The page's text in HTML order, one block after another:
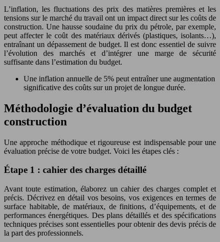
L’inflation, les fluctuations des prix des matières premières et les
tensions sur le marché du travail ont un impact direct sur les coûts de
construction. Une hausse soudaine du prix du pétrole, par exemple,
peut affecter le coût des matériaux dérivés (plastiques, isolants…),
entraînant un dépassement de budget. Il est donc essentiel de suivre
l’évolution des marchés et d’intégrer une marge de sécurité
suffisante dans l’estimation du budget.
Une inflation annuelle de 5% peut entraîner une augmentation
significative des coûts sur un projet de longue durée.
Méthodologie d’évaluation du budget
construction
Une approche méthodique et rigoureuse est indispensable pour une
évaluation précise de votre budget. Voici les étapes clés :
Étape 1 : cahier des charges détaillé
Avant toute estimation, élaborez un cahier des charges complet et
précis. Décrivez en détail vos besoins, vos exigences en termes de
surface habitable, de matériaux, de finitions, d’équipements, et de
performances énergétiques. Des plans détaillés et des spécifications
techniques précises sont essentielles pour obtenir des devis précis de
la part des professionnels.